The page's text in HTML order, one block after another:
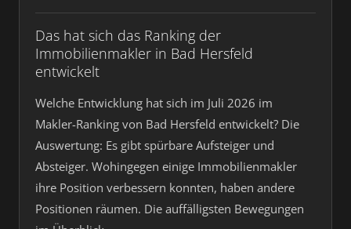
Das hat sich das Ranking der
Immobilienmakler in Bad Hersfeld
entwickelt
Welche Entwicklung hat sich im Juli 2026 im
Makler-Ranking von Bad Hersfeld entwickelt? Die
Auswertung: Es gibt spürbare Aufsteiger und
Absteiger. Wohingegen einige Immobilienmakler
ihre Position verbessern konnten, haben andere
Positionen räumen. Die auffälligsten Bewegungen